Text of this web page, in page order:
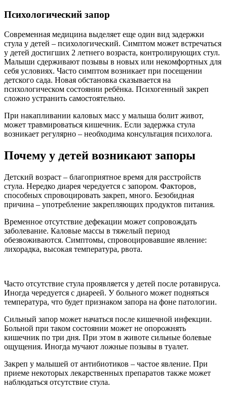
Психологический запор
Современная медицина выделяет еще один вид задержки
стула у детей – психологический. Симптом может встречаться
у детей достигших 2 летнего возраста, контролирующих стул.
Малыши сдерживают позывы в новых или некомфортных для
себя условиях. Часто симптом возникает при посещении
детского сада. Новая обстановка сказывается на
психологическом состоянии ребёнка. Психогенный закреп
сложно устранить самостоятельно.
При накапливании каловых масс у малыша болит живот,
может травмироваться кишечник. Если задержка стула
возникает регулярно – необходима консультация психолога.
Почему у детей возникают запоры
Детский возраст – благоприятное время для расстройств
стула. Нередко диарея чередуется с запором. Факторов,
способных спровоцировать закреп, много. Безобидная
причина – употребление закрепляющих продуктов питания.
Временное отсутствие дефекации может сопровождать
заболевание. Каловые массы в тяжелый период
обезвоживаются. Симптомы, спровоцировавшие явление:
лихорадка, высокая температура, рвота.
Часто отсутствие стула проявляется у детей после ротавируса.
Иногда чередуется с диареей. У больного может подняться
температура, что будет признаком запора на фоне патологии.
Сильный запор может начаться после кишечной инфекции.
Больной при таком состоянии может не опорожнять
кишечник по три дня. При этом в животе сильные болевые
ощущения. Иногда мучают ложные позывы в туалет.
Закреп у малышей от антибиотиков – частое явление. При
приеме некоторых лекарственных препаратов также может
наблюдаться отсутствие стула.